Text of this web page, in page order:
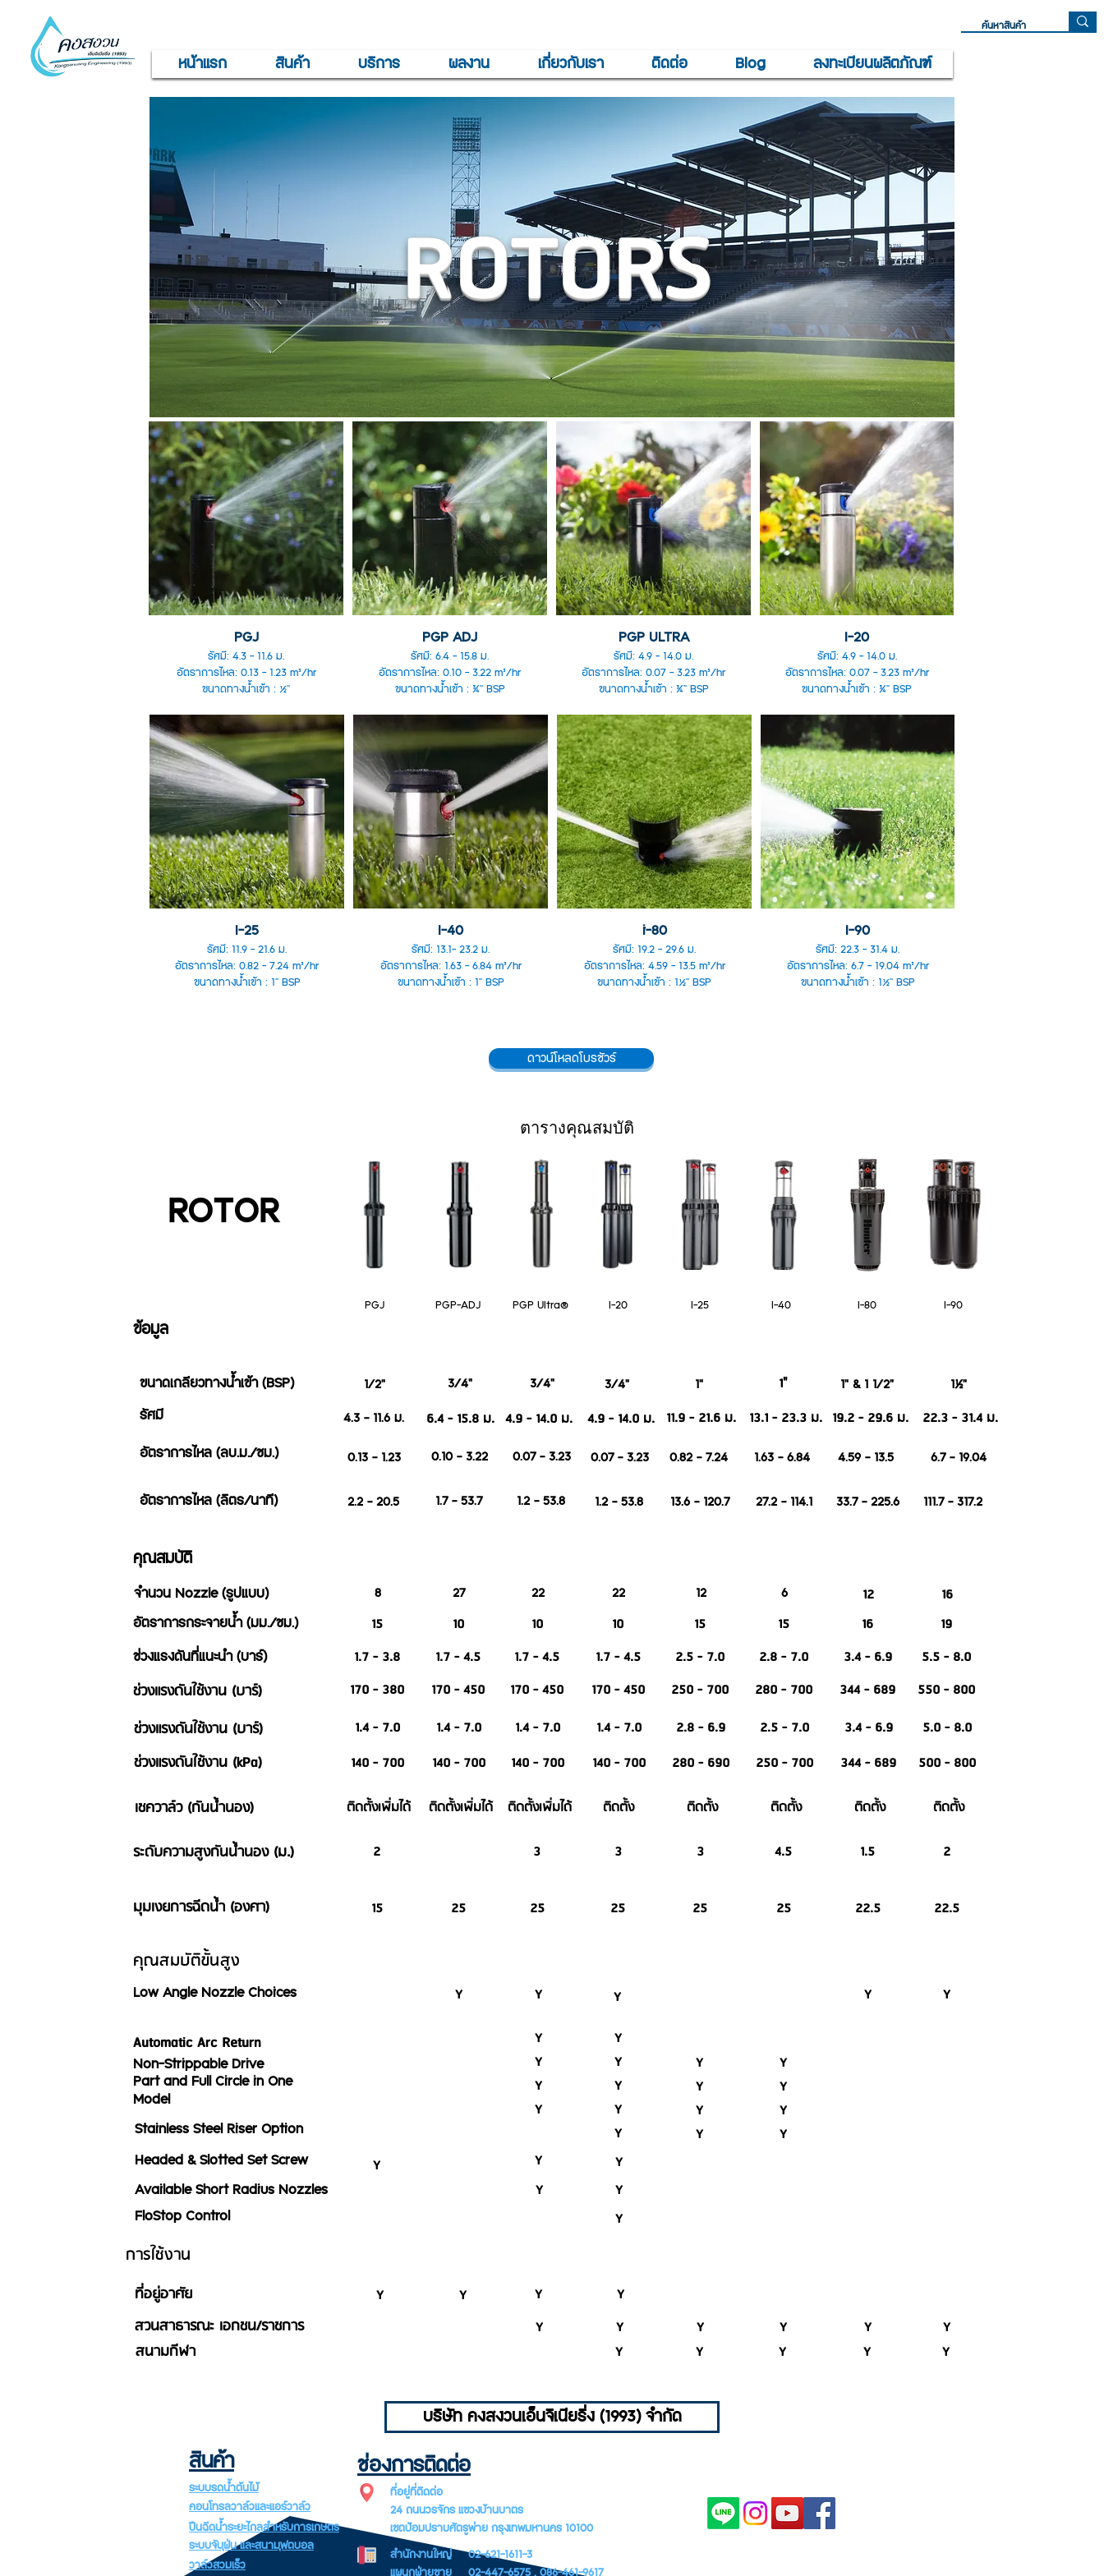
หน้าแรก สินค้า บริการ ผลงาน เกี่ยวกับเรา ติดต่อ Blog ลงทะเบียนผลิตภัณฑ์
ROTORS
PGJ
รัศมี: 4.3 - 11.6 ม.
อัตราการไหล: 0.13 - 1.23 m³/hr
ขนาดทางน้ำเข้า : ½"
PGP ADJ
รัศมี: 6.4 - 15.8 ม.
อัตราการไหล: 0.10 - 3.22 m³/hr
ขนาดทางน้ำเข้า : ¾" BSP
PGP ULTRA
รัศมี: 4.9 - 14.0 ม.
อัตราการไหล: 0.07 - 3.23 m³/hr
ขนาดทางน้ำเข้า : ¾" BSP
I-20
รัศมี: 4.9 - 14.0 ม.
อัตราการไหล: 0.07 - 3.23 m³/hr
ขนาดทางน้ำเข้า : ¾" BSP
I-25
รัศมี: 11.9 - 21.6 ม.
อัตราการไหล: 0.82 - 7.24 m³/hr
ขนาดทางน้ำเข้า : 1" BSP
I-40
รัศมี: 13.1- 23.2 ม.
อัตราการไหล: 1.63 - 6.84 m³/hr
ขนาดทางน้ำเข้า : 1" BSP
i-80
รัศมี: 19.2 - 29.6 ม.
อัตราการไหล: 4.59 - 13.5 m³/hr
ขนาดทางน้ำเข้า : 1½" BSP
I-90
รัศมี: 22.3 - 31.4 ม.
อัตราการไหล: 6.7 - 19.04 m³/hr
ขนาดทางน้ำเข้า : 1½" BSP
ดาวน์โหลดโบรชัวร์
ที่อยู่อาศัย Y Y Y Y
สวนสาธารณะ เอกชน/ราชการ
สนามกีฬา
Y Y
Stainless Steel Riser Option
Headed & Slotted Set Screw
Y Y
Available Short Radius Nozzles
FloStop Control
Y
จำนวน Nozzle (รูปแบบ) 8 27 22 22 12 6 12 16
อัตราการกระจายน้ำ (มม./ชม.) 15 10 10 10 15 15 16 19
ช่วงแรงดันที่แนะนำ (บาร์) 1.7 - 3.8 1.7 - 4.5 1.7 - 4.5 1.7 - 4.5 2.5 - 7.0 2.8 - 7.0 3.4 - 6.9 5.5 - 8.0
ช่วงแรงดันใช้งาน (บาร์) 170 - 380 170 - 450 170 - 450 170 - 450 250 - 700 280 - 700 344 - 689 550 - 800
ช่วงแรงดันใช้งาน (บาร์) 1.4 - 7.0 1.4 - 7.0 1.4 - 7.0 1.4 - 7.0 2.8 - 6.9 2.5 - 7.0 3.4 - 6.9 5.0 - 8.0
ช่วงแรงดันใช้งาน (kPa) 140 - 700 140 - 700 140 - 700 140 - 700 280 - 690 250 - 700 344 - 689 500 - 800
เชควาล์ว (กันน้ำนอง) ติดตั้งเพิ่มได้ ติดตั้งเพิ่มได้ ติดตั้งเพิ่มได้ ติดตั้ง ติดตั้ง ติดตั้ง ติดตั้ง ติดตั้ง
ระดับความสูงกันน้ำนอง (ม.) 2 3 3 3 4.5 1.5 2
มุมเงยการฉีดน้ำ (องศา) 15 25 25 25 25 25 22.5 22.5
ขนาดเกลียวทางน้ำเข้า (BSP)
รัศมี
อัตราการไหล (ลบ.ม./ชม.)
อัตราการไหล (ลิตร/นาที)
1/2" 3/4" 3/4" 3/4" 1" 1" 1" & 1 1/2"
4.3 - 11.6 ม. 6.4 - 15.8 ม. 4.9 - 14.0 ม. 4.9 - 14.0 ม. 11.9 - 21.6 ม. 13.1 - 23.3 ม. 19.2 - 29.6 ม.
1½"
22.3 - 31.4 ม.
0.13 - 1.23 0.07 - 3.23
0.10 - 3.22 0.07 - 3.23 0.82 - 7.24 1.63 - 6.84 4.59 - 13.5 6.7 - 19.04
2.2 - 20.5 1.7 - 53.7 1.2 - 53.8 1.2 - 53.8 13.6 - 120.7 27.2 - 114.1 33.7 - 225.6 111.7 - 317.2
ROTOR
PGJ PGP-ADJ PGP Ultra® I-20 I-25 I-40 I-80 I-90
Y Y Y
คุณสมบัติขั้นสูง
Low Angle Nozzle Choices
Automatic Arc Return
Non-Strippable Drive
Part and Full Circle in One
Model
Y
Y
Y
Y
Y
Y
Y
Y
Y
Y
Y
Y
Y
Y
Y
Y
Y
Y
Y
Y
คุณสมบัติ
การใช้งาน
Y
Y
Y
Y
Y
Y
Y
Y
Y
Y
Y
ข้อมูล
ตารางคุณสมบัติ
บริษัท คงสงวนเอ็นจิเนียริ่ง (1993) จำกัด
สินค้า
ระบบรดน้ำต้นไม้
คอนโทรลวาล์วและแอร์วาล์ว
ปืนฉีดน้ำระยะไกลสำหรับการเกษตร
ระบบจับฝุ่น และสนามฟุตบอล
วาล์วสวมเร็ว
LETTER
ช่องการติดต่อ
ที่อยู่ที่ติดต่อ
24 ถนนวรจักร แขวงบ้านบาตร
เขตป้อมปราบศัตรูพ่าย กรุงเทพมหานคร 10100
สำนักงานใหญ่ 02-621-1611-3
แผนกฝ่ายขาย 02-447-6575 , 086-461-9617